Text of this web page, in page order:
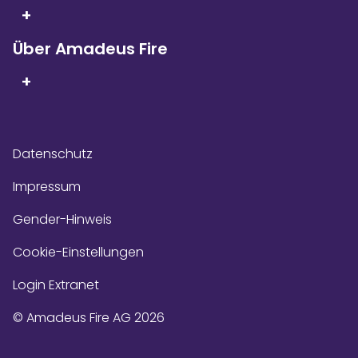
+
Über Amadeus Fire
+
© Amadeus Fire AG 2026
Datenschutz
Impressum
Gender-Hinweis
Cookie-Einstellungen
Login Extranet